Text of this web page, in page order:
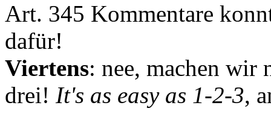
Art. 345 Kommentare
dafür!
Viertens: nee, machen wir
drei! It's as easy as 1-2-3,